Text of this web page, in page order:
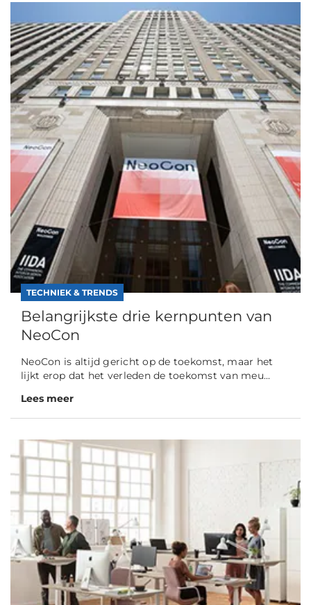
TECHNIEK & TRENDS
Belangrijkste drie kernpunten van
NeoCon
NeoCon is altijd gericht op de toekomst, maar het
lijkt erop dat het verleden de toekomst van meu...
Lees meer